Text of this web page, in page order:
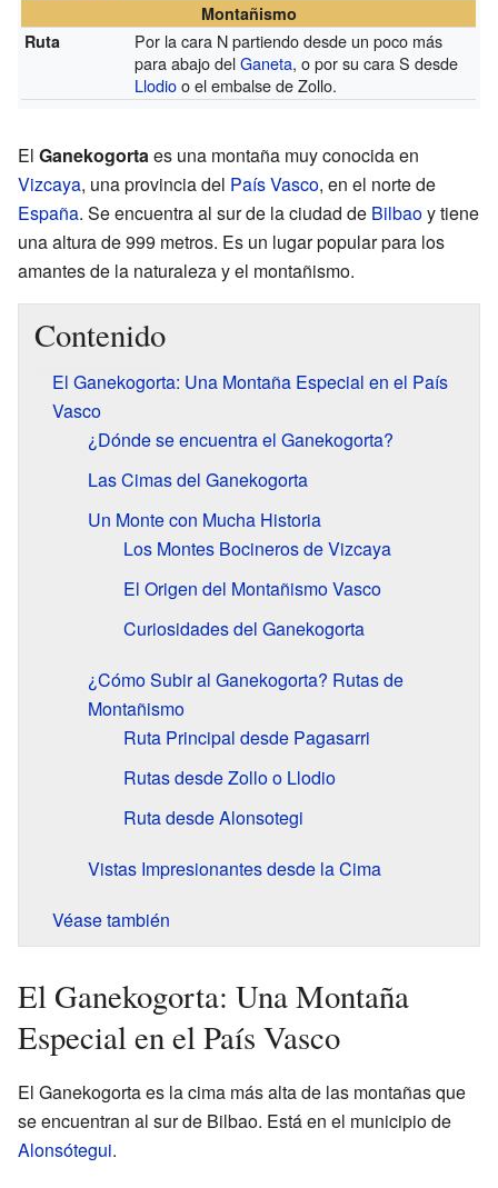
Montañismo
Ruta
Por la cara N partiendo desde un poco más
para abajo delGaneta, o por su cara S desde
Llodioo el embalse de Zollo.
El Ganekogortaes una montaña muy conocida en
Vizcaya, una provincia del País Vasco, en el norte de
España. Se encuentra al sur de la ciudad de Bilbaoy tiene
una altura de 999 metros. Es un lugar popular para los
amantes de la naturaleza y el montañismo.
Contenido
El Ganekogorta: Una Montaña Especial en el País
Vasco
¿Dónde se encuentra el Ganekogorta?
Las Cimas del Ganekogorta
Un Monte con Mucha Historia
Los Montes Bocineros de Vizcaya
El Origen del Montañismo Vasco
Curiosidades del Ganekogorta
¿Cómo Subir al Ganekogorta? Rutas de
Montañismo
Ruta Principal desde Pagasarri
Rutas desde Zollo o Llodio
Ruta desde Alonsotegi
Vistas Impresionantes desde la Cima
Véase también
El Ganekogorta: Una Montaña
Especial en el País Vasco
El Ganekogorta es la cima más alta de las montañas que
se encuentran al sur de Bilbao. Está en el municipio de
Alonsótegui.